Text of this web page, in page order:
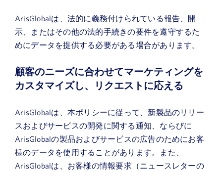
ArisGlobalは、法的に義務付けられている報告、開
示、またはその他の法的手続きの要件を遵守するた
めにデータを提供する必要がある場合があります。
顧客のニーズに合わせてマーケティングを
カスタマイズし、リクエストに応える
ArisGlobalは、本ポリシーに従って、新製品のリリー
スおよびサービスの開発に関する通知、ならびに
ArisGlobalの製品およびサービスの広告のためにお客
様のデータを使用することがあります。また、
ArisGlobalは、お客様の情報要求（ニュースレターの